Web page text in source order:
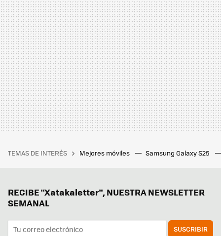
TEMAS DE INTERÉS Mejores móviles Samsung Galaxy S25
RECIBE "Xatakaletter", NUESTRA NEWSLETTER
SEMANAL
SUSCRIBIR